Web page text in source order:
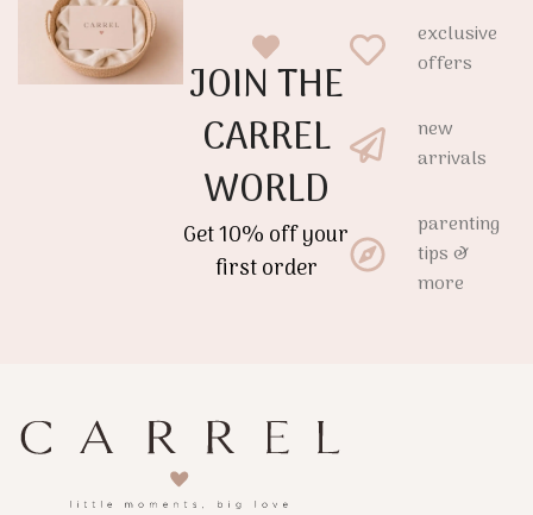
JOIN THE
CARREL
WORLD
Get 10% off your
first order
exclusive
offers
new
arrivals
parenting
tips &
more